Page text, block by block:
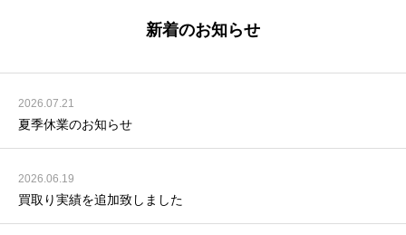
新着のお知らせ
2026.07.21
夏季休業のお知らせ
2026.06.19
買取り実績を追加致しました